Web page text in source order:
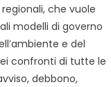
che vuole
modelli di governo
e del
confronti di tutte le
debbono,